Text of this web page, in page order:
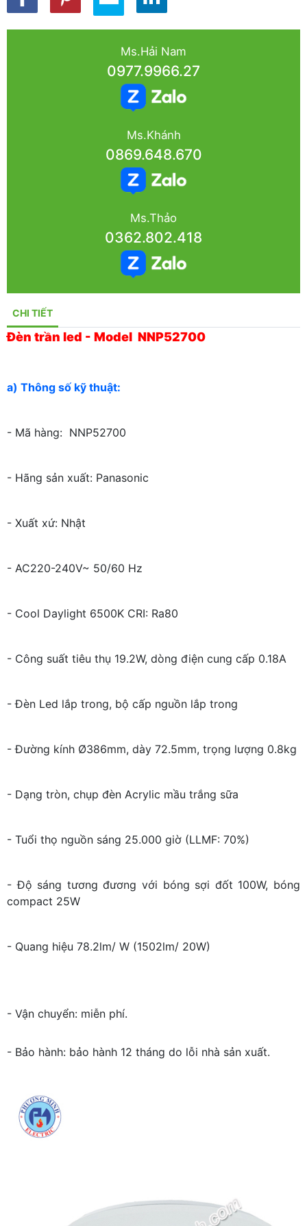
Ms.Hải Nam
0977.9966.27
Ms.Khánh
0869.648.670
Ms.Thảo
0362.802.418
CHI TIẾT
Đèn trần led - Model NNP52700
a) Thông số kỹ thuật:
- Mã hàng: NNP52700
- Hãng sản xuất: Panasonic
- Xuất xứ: Nhật
- AC220-240V~ 50/60 Hz
- Cool Daylight 6500K CRI: Ra80
- Công suất tiêu thụ 19.2W, dòng điện cung cấp 0.18A
- Đèn Led lắp trong, bộ cấp nguồn lắp trong
- Đường kính Ø386mm, dày 72.5mm, trọng lượng 0.8kg
- Dạng tròn, chụp đèn Acrylic mầu trắng sữa
- Tuổi thọ nguồn sáng 25.000 giờ (LLMF: 70%)
- Độ sáng tương đương với bóng sợi đốt 100W, bóng
compact 25W
- Quang hiệu 78.2lm/ W (1502lm/ 20W)
- Vận chuyển: miễn phí.
- Bảo hành: bảo hành 12 tháng do lỗi nhà sản xuất.